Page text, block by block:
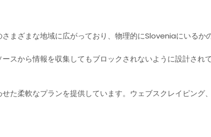
まざまな地域に広がっており、物理的にSloveniaにいる
スから情報を収集してもブロックされないように設計さ
た柔軟なプランを提供しています。ウェブスクレイピン